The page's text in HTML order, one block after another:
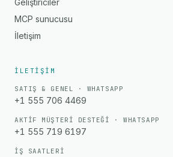
Geliştiriciler
MCP sunucusu
İletişim
İLETIŞIM
SATIŞ & GENEL · WHATSAPP
+1 555 706 4469
AKTIF MÜŞTERI DESTEĞI · WHATSAPP
+1 555 719 6197
İŞ SAATLERI